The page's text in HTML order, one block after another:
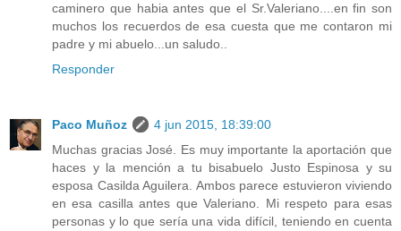
caminero que habia antes que el Sr.Valeriano....en fin son
muchos los recuerdos de esa cuesta que me contaron mi
padre y mi abuelo...un saludo..
Responder
Paco Muñoz
4 jun 2015, 18:39:00
Muchas gracias José. Es muy importante la aportación que
haces y la mención a tu bisabuelo Justo Espinosa y su
esposa Casilda Aguilera. Ambos parece estuvieron viviendo
en esa casilla antes que Valeriano. Mi respeto para esas
personas y lo que sería una vida difícil, teniendo en cuenta